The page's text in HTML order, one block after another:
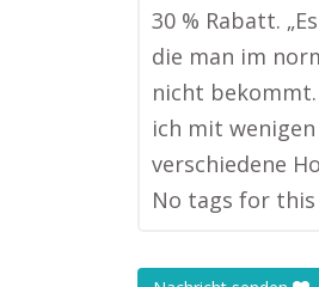
30 % Rabatt.
die man im
nicht
ich mit wenigen
verschiedene
No tags for